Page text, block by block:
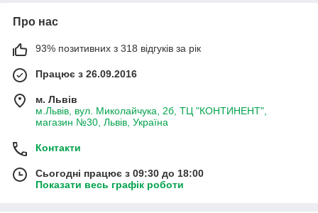
Про нас
93% позитивних з 318 відгуків за рік
Працює з 26.09.2016
м. Львів
м.Львів, вул. Миколайчука, 2б, ТЦ "КОНТИНЕНТ",
магазин №30, Львів, Україна
Контакти
Сьогодні працює з 09:30 до 18:00
Показати весь графік роботи